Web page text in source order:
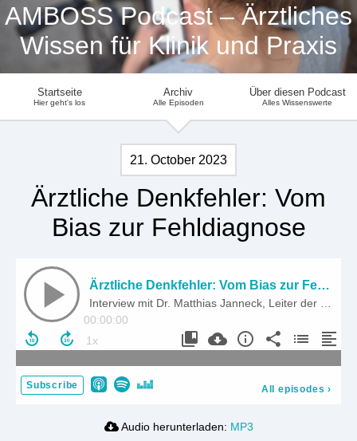
AMBOSS Podcast – Ärztliches
Wissen für Klinik und Praxis
Startseite
Hier geht's los
Archiv
Alle Episoden
Über diesen Podcast
Alles Wissenswerte
21. October 2023
Ärztliche Denkfehler: Vom
Bias zur Fehldiagnose
Ärztliche Denkfehler: Vom Bias zur Fehldiagnose
00:00:00
Subscribe All episodes ›
Audio herunterladen: MP3